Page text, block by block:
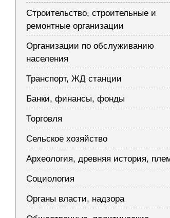
Строительство, строительные и
ремонтные организации
Организации по обслуживанию
населения
Транспорт, ЖД станции
Банки, финансы, фонды
Торговля
Сельское хозяйство
Археология, древняя история,
Социология
Органы власти, надзора